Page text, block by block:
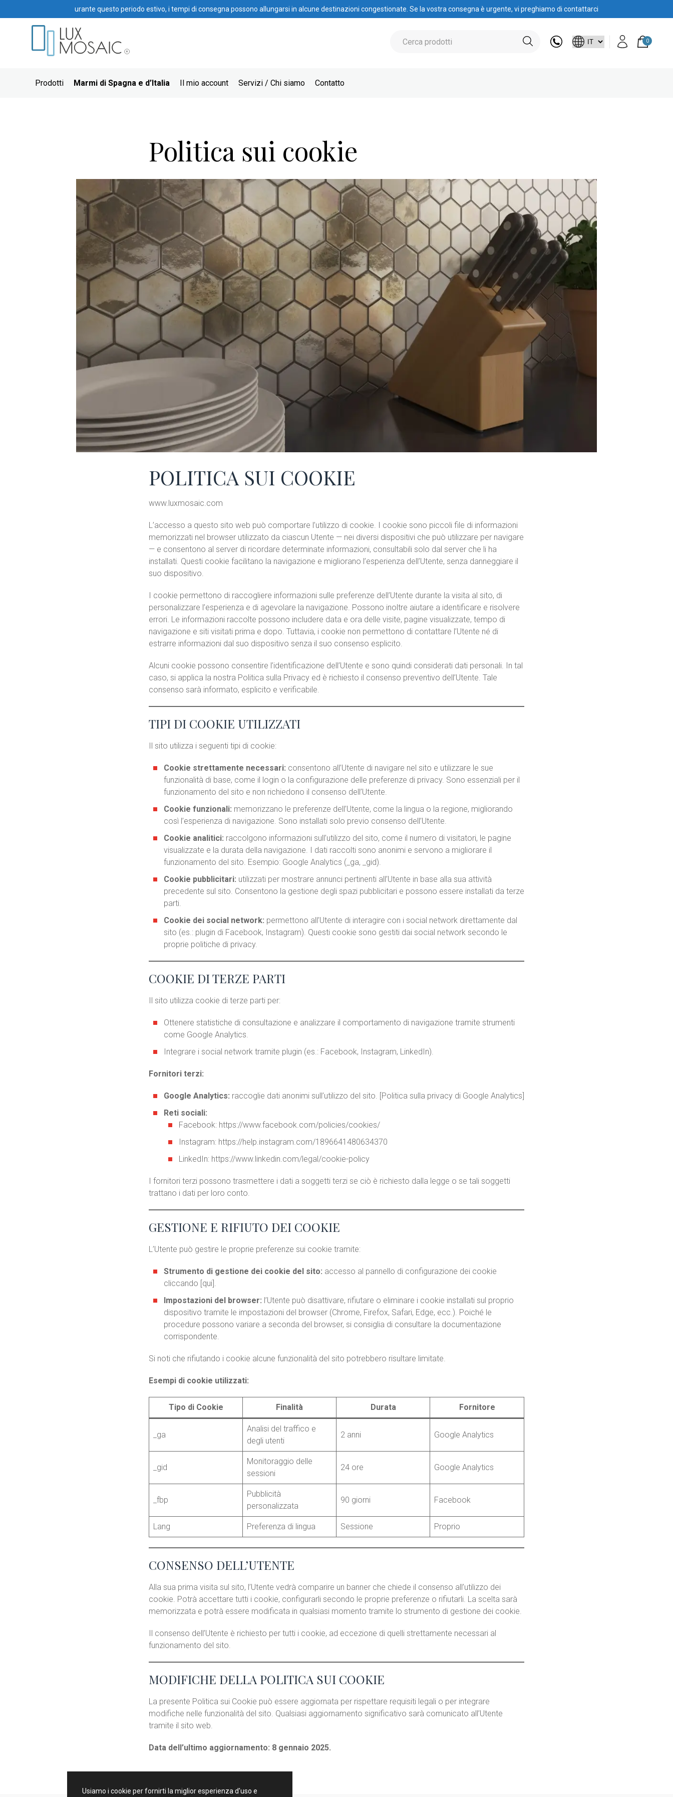
urante questo periodo estivo, i tempi di consegna possono allungarsi in alcune destinazioni congestionate. Se la vostra consegna è urgente, vi preghiamo di contattarci
0
Prodotti Marmi di Spagna e d’Italia Il mio account Servizi / Chi siamo Contatto
Politica sui cookie
POLITICA SUI COOKIE
www.luxmosaic.com
L’accesso a questo sito web può comportare l’utilizzo di cookie. I cookie sono piccoli file di informazioni
memorizzati nel browser utilizzato da ciascun Utente — nei diversi dispositivi che può utilizzare per navigare
— e consentono al server di ricordare determinate informazioni, consultabili solo dal server che li ha
installati. Questi cookie facilitano la navigazione e migliorano l’esperienza dell’Utente, senza danneggiare il
suo dispositivo.
I cookie permettono di raccogliere informazioni sulle preferenze dell’Utente durante la visita al sito, di
personalizzare l’esperienza e di agevolare la navigazione. Possono inoltre aiutare a identificare e risolvere
errori. Le informazioni raccolte possono includere data e ora delle visite, pagine visualizzate, tempo di
navigazione e siti visitati prima e dopo. Tuttavia, i cookie non permettono di contattare l’Utente né di
estrarre informazioni dal suo dispositivo senza il suo consenso esplicito.
Alcuni cookie possono consentire l’identificazione dell’Utente e sono quindi considerati dati personali. In tal
caso, si applica la nostra Politica sulla Privacy ed è richiesto il consenso preventivo dell’Utente. Tale
consenso sarà informato, esplicito e verificabile.
TIPI DI COOKIE UTILIZZATI
Il sito utilizza i seguenti tipi di cookie:
Cookie strettamente necessari: consentono all’Utente di navigare nel sito e utilizzare le sue
funzionalità di base, come il login o la configurazione delle preferenze di privacy. Sono essenziali per il
funzionamento del sito e non richiedono il consenso dell’Utente.
Cookie funzionali: memorizzano le preferenze dell’Utente, come la lingua o la regione, migliorando
così l’esperienza di navigazione. Sono installati solo previo consenso dell’Utente.
Cookie analitici: raccolgono informazioni sull’utilizzo del sito, come il numero di visitatori, le pagine
visualizzate e la durata della navigazione. I dati raccolti sono anonimi e servono a migliorare il
funzionamento del sito. Esempio: Google Analytics (_ga, _gid).
Cookie pubblicitari: utilizzati per mostrare annunci pertinenti all’Utente in base alla sua attività
precedente sul sito. Consentono la gestione degli spazi pubblicitari e possono essere installati da terze
parti.
Cookie dei social network: permettono all’Utente di interagire con i social network direttamente dal
sito (es.: plugin di Facebook, Instagram). Questi cookie sono gestiti dai social network secondo le
proprie politiche di privacy.
COOKIE DI TERZE PARTI
Il sito utilizza cookie di terze parti per:
Ottenere statistiche di consultazione e analizzare il comportamento di navigazione tramite strumenti
come Google Analytics.
Integrare i social network tramite plugin (es.: Facebook, Instagram, LinkedIn).
Fornitori terzi:
Google Analytics: raccoglie dati anonimi sull’utilizzo del sito. [Politica sulla privacy di Google Analytics]
Reti sociali:
Facebook: https://www.facebook.com/policies/cookies/
Instagram: https://help.instagram.com/1896641480634370
LinkedIn: https://www.linkedin.com/legal/cookie-policy
I fornitori terzi possono trasmettere i dati a soggetti terzi se ciò è richiesto dalla legge o se tali soggetti
trattano i dati per loro conto.
GESTIONE E RIFIUTO DEI COOKIE
L’Utente può gestire le proprie preferenze sui cookie tramite:
Strumento di gestione dei cookie del sito: accesso al pannello di configurazione dei cookie
cliccando [qui].
Impostazioni del browser: l’Utente può disattivare, rifiutare o eliminare i cookie installati sul proprio
dispositivo tramite le impostazioni del browser (Chrome, Firefox, Safari, Edge, ecc.). Poiché le
procedure possono variare a seconda del browser, si consiglia di consultare la documentazione
corrispondente.
Si noti che rifiutando i cookie alcune funzionalità del sito potrebbero risultare limitate.
Esempi di cookie utilizzati:
Tipo di Cookie Finalità Durata Fornitore
_ga
Analisi del traffico e
degli utenti
2 anni Google Analytics
_gid
Monitoraggio delle
sessioni
24 ore Google Analytics
_fbp
Pubblicità
personalizzata
90 giorni Facebook
Lang Preferenza di lingua Sessione Proprio
CONSENSO DELL’UTENTE
Alla sua prima visita sul sito, l’Utente vedrà comparire un banner che chiede il consenso all’utilizzo dei
cookie. Potrà accettare tutti i cookie, configurarli secondo le proprie preferenze o rifiutarli. La scelta sarà
memorizzata e potrà essere modificata in qualsiasi momento tramite lo strumento di gestione dei cookie.
Il consenso dell’Utente è richiesto per tutti i cookie, ad eccezione di quelli strettamente necessari al
funzionamento del sito.
MODIFICHE DELLA POLITICA SUI COOKIE
La presente Politica sui Cookie può essere aggiornata per rispettare requisiti legali o per integrare
modifiche nelle funzionalità del sito. Qualsiasi aggiornamento significativo sarà comunicato all’Utente
tramite il sito web.
Data dell’ultimo aggiornamento: 8 gennaio 2025.
Usiamo i cookie per fornirti la miglior esperienza d'uso e